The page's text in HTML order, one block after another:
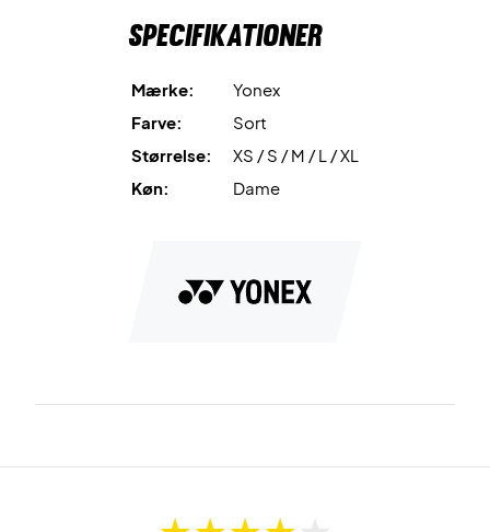
Specifikationer
Mærke:
Yonex
Farve:
Sort
Størrelse:
XS / S / M / L / XL
Køn:
Dame